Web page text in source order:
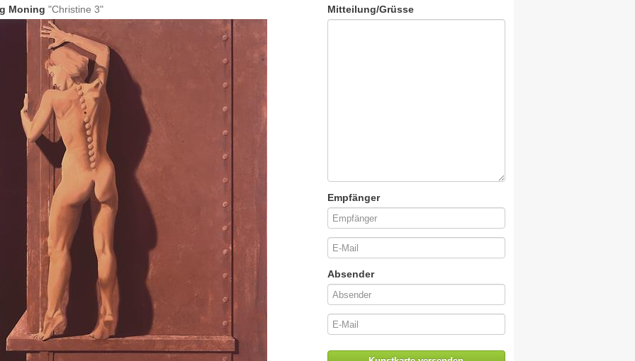
Auswahl
Grafik
Moning "Christine 3" Mitteilung/Grüsse
Empfänger
Absender